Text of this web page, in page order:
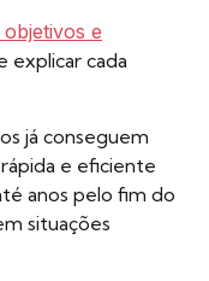
e
explicar cada
já conseguem
e eficiente
anos pelo fim do
situações